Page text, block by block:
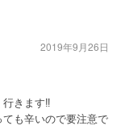
きます‼︎
も辛いので要注意で
2019年9月26日